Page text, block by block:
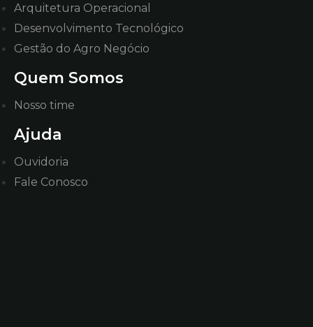
Arquitetura Operacional
Desenvolvimento Tecnológico
Gestão do Agro Negócio
Quem Somos
Nosso time
Ajuda
Ouvidoria
Fale Conosco